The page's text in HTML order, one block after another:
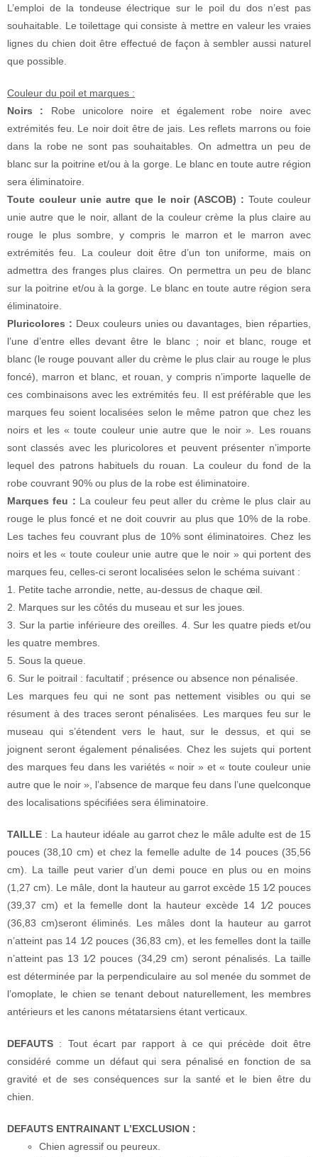
L’emploi de la tondeuse électrique sur le poil du dos n’est pas
souhaitable. Le toilettage qui consiste à mettre en valeur les vraies
lignes du chien doit être effectué de façon à sembler aussi naturel
que possible.
Couleur du poil et marques :
Noirs : Robe unicolore noire et également robe noire avec
extrémités feu. Le noir doit être de jais. Les reflets marrons ou foie
dans la robe ne sont pas souhaitables. On admettra un peu de
blanc sur la poitrine et/ou à la gorge. Le blanc en toute autre région
sera éliminatoire.
Toute couleur unie autre que le noir (ASCOB) : Toute couleur
unie autre que le noir, allant de la couleur crème la plus claire au
rouge le plus sombre, y compris le marron et le marron avec
extrémités feu. La couleur doit être d’un ton uniforme, mais on
admettra des franges plus claires. On permettra un peu de blanc
sur la poitrine et/ou à la gorge. Le blanc en toute autre région sera
éliminatoire.
Pluricolores : Deux couleurs unies ou davantages, bien réparties,
l’une d’entre elles devant être le blanc ; noir et blanc, rouge et
blanc (le rouge pouvant aller du crème le plus clair au rouge le plus
foncé), marron et blanc, et rouan, y compris n’importe laquelle de
ces combinaisons avec les extrémités feu. Il est préférable que les
marques feu soient localisées selon le même patron que chez les
noirs et les « toute couleur unie autre que le noir ». Les rouans
sont classés avec les pluricolores et peuvent présenter n’importe
lequel des patrons habituels du rouan. La couleur du fond de la
robe couvrant 90% ou plus de la robe est éliminatoire.
Marques feu : La couleur feu peut aller du crème le plus clair au
rouge le plus foncé et ne doit couvrir au plus que 10% de la robe.
Les taches feu couvrant plus de 10% sont éliminatoires. Chez les
noirs et les « toute couleur unie autre que le noir » qui portent des
marques feu, celles-ci seront localisées selon le schéma suivant :
1. Petite tache arrondie, nette, au-dessus de chaque œil.
2. Marques sur les côtés du museau et sur les joues.
3. Sur la partie inférieure des oreilles. 4. Sur les quatre pieds et/ou
les quatre membres.
5. Sous la queue.
6. Sur le poitrail : facultatif ; présence ou absence non pénalisée.
Les marques feu qui ne sont pas nettement visibles ou qui se
résument à des traces seront pénalisées. Les marques feu sur le
museau qui s’étendent vers le haut, sur le dessus, et qui se
joignent seront également pénalisées. Chez les sujets qui portent
des marques feu dans les variétés « noir » et « toute couleur unie
autre que le noir », l’absence de marque feu dans l’une quelconque
des localisations spécifiées sera éliminatoire.
TAILLE : La hauteur idéale au garrot chez le mâle adulte est de 15
pouces (38,10 cm) et chez la femelle adulte de 14 pouces (35,56
cm). La taille peut varier d’un demi pouce en plus ou en moins
(1,27 cm). Le mâle, dont la hauteur au garrot excède 15 1⁄2 pouces
(39,37 cm) et la femelle dont la hauteur excède 14 1⁄2 pouces
(36,83 cm)seront éliminés. Les mâles dont la hauteur au garrot
n’atteint pas 14 1⁄2 pouces (36,83 cm), et les femelles dont la taille
n’atteint pas 13 1⁄2 pouces (34,29 cm) seront pénalisés. La taille
est déterminée par la perpendiculaire au sol menée du sommet de
l’omoplate, le chien se tenant debout naturellement, les membres
antérieurs et les canons métatarsiens étant verticaux.
DEFAUTS : Tout écart par rapport à ce qui précède doit être
considéré comme un défaut qui sera pénalisé en fonction de sa
gravité et de ses conséquences sur la santé et le bien être du
chien.
DEFAUTS ENTRAINANT L’EXCLUSION :
Chien agressif ou peureux.